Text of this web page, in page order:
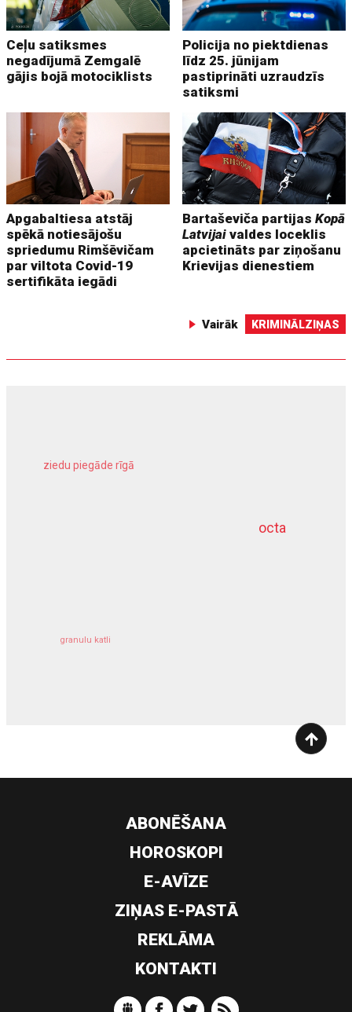
Ceļu satiksmes
negadījumā Zemgalē
gājis bojā motociklists
Policija no piektdienas
līdz 25. jūnijam
pastiprināti uzraudzīs
satiksmi
Apgabaltiesa atstāj
spēkā notiesājošu
spriedumu Rimšēvičam
par viltota Covid-19
sertifikāta iegādi
Bartaševiča partijasKopā
Latvijai valdes loceklis
apcietināts par ziņošanu
Krievijas dienestiem
Vairāk KRIMINĀLZIŅAS
octa
ziedu piegāde rīgā
granulu katli
dziļurbums
ABONĒŠANA
HOROSKOPI
E-AVĪZE
ZIŅAS E-PASTĀ
REKLĀMA
KONTAKTI